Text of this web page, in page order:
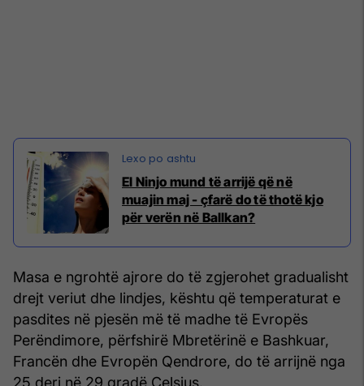
El Ninjo mund të arrijë që në
muajin maj - çfarë do të thotë kjo
për verën në Ballkan?
Masa e ngrohtë ajrore do të zgjerohet gradualisht
drejt veriut dhe lindjes, kështu që temperaturat e
pasdites në pjesën më të madhe të Evropës
Perëndimore, përfshirë Mbretërinë e Bashkuar,
Francën dhe Evropën Qendrore, do të arrijnë nga
25 deri në 29 gradë Celsius.